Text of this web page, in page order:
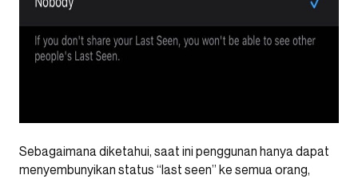
Sebagaimana diketahui, saat ini penggunan hanya dapat
menyembunyikan status “last seen” ke semua orang,